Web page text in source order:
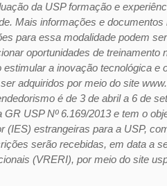
da USP formação e
Mais informações e
para essa modalidade podem
oportunidades de
estimular a inovação tecnológica
adquiridos por meio do site
é de 3 de abril a 6 de
GR USP Nº 6.169/2013 e tem o
(IES) estrangeiras para a USP,
serão recebidas, em data a
(VRERI), por meio do site